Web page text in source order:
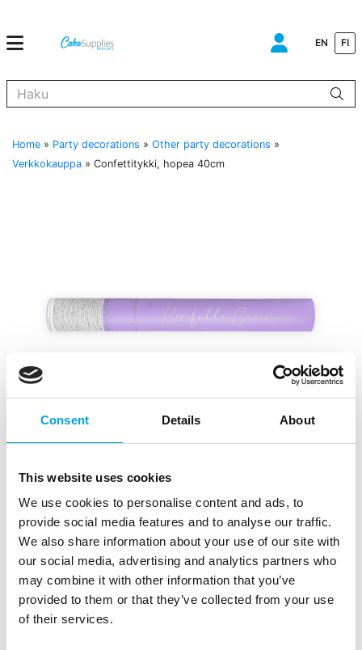
Consent Details About
This website uses cookies
We use cookies to personalise content and ads, to
provide social media features and to analyse our traffic.
We also share information about your use of our site with
our social media, advertising and analytics partners who
may combine it with other information that you’ve
provided to them or that they’ve collected from your use
of their services.
EN FI
Home » Party decorations » Other party decorations »
Verkkokauppa » Confettitykki, hopea 40cm
Tuotetunnus (SKU): TUKB40-018 | Tuotemerkki:PARTYDECO
| EAN: 5900779184480 | Pakkauskoko: 5 |
Myyntiyksikkö: 5
Confettitykki jonka sisällä confetteja!